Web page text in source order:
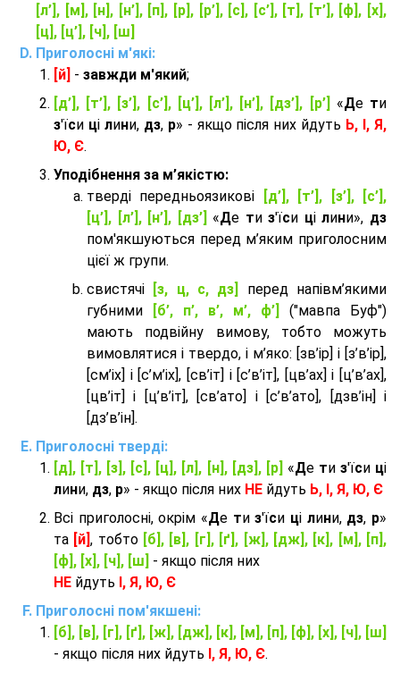
[л’], [м], [н], [н’], [п], [р], [р’], [с], [с’], [т], [т’], [ф], [х],
[ц], [ц’], [ч], [ш]
Приголосні м'які:
[й] - завжди м'який;
[д’], [т’], [з’], [с’], [ц’], [л’], [н’], [дз’], [р’]
«Де ти
з'їси ці лини, дз, р» - якщо після них йдуть Ь, І, Я,
Ю, Є.
Уподібнення за м’якістю:
тверді передньоязикові
[д’], [т’], [з’], [с’],
[ц’], [л’], [н’], [дз’] «Де тиз'їси цілини», дз
пом'якшуються перед м’яким приголосним
цієї ж групи.
cвистячі
[з, ц, с, дз]
перед напівм’якими
губними
[б’, п’, в’, м’, ф’]
("мавпа Буф")
мають подвійну вимову, тобто можуть
вимовлятися і твердо, і м’яко: [зв’ір] і [з’в’ір],
[см’іх] і [с’м’іх], [св’іт] і [с’в’іт], [цв’ах] і [ц’в’ах],
[цв’іт] і [ц’в’іт], [св’ато] і [с’в’ато], [дзв’iн] і
[дз’в’iн].
Приголосні тверді:
[д], [т], [з], [с], [ц], [л], [н], [дз], [р] «Де ти з'їси ці
лини, дз, р» - якщо після них НЕ йдуть Ь, І, Я, Ю, Є
Всі приголосні, окрім «Де тиз'їси ці лини, дз, р»
та [й], тобто [б], [в], [г], [ґ], [ж], [дж], [к], [м], [п],
[ф], [х], [ч], [ш] - якщо після них
НЕ йдуть І, Я, Ю, Є
Приголосні пом'якшені:
[б], [в], [г], [ґ], [ж], [дж], [к], [м], [п], [ф], [х], [ч], [ш]
- якщо після них йдуть І, Я, Ю, Є.